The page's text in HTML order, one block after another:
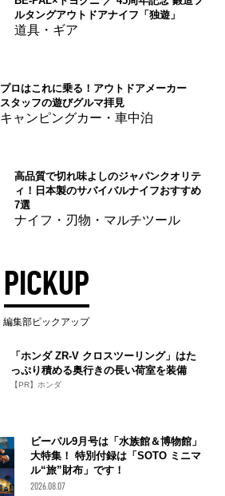
ルタングアウトドアナイフ「独遊」
道具・ギア
プロはこれに乗る！アウトドアメーカー
スタッフの遊びグルマ拝見
キャンピングカー・車中泊
高品質で切れ味よしのジャパンクオリテ
ィ！日本製のサバイバルナイフおすすめ
7選
ナイフ・刃物・マルチツール
PICKUP
編集部ピックアップ
「ホンダ ZR-V クロスツーリング」はた
っぷり積める奥行きの長い荷室を装備
【PR】ホンダ
ビーパル9月号は「水族館＆博物館」
大特集！ 特別付録は「SOTO ミニマ
ル“旅”財布」です！
2026.08.07